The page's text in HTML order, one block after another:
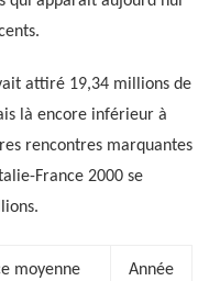
attiré 19,34 millions de
là encore inférieur à
rencontres marquantes
France 2000 se
moyenne Année